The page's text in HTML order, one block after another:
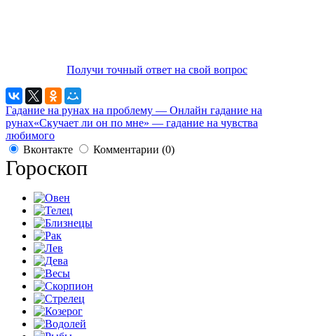
Получи точный ответ на свой вопрос
Гадание на рунах на проблему — Онлайн гадание на
рунах«Скучает ли он по мне» — гадание на чувства
любимого
Вконтакте
Комментарии (0)
Гороскоп